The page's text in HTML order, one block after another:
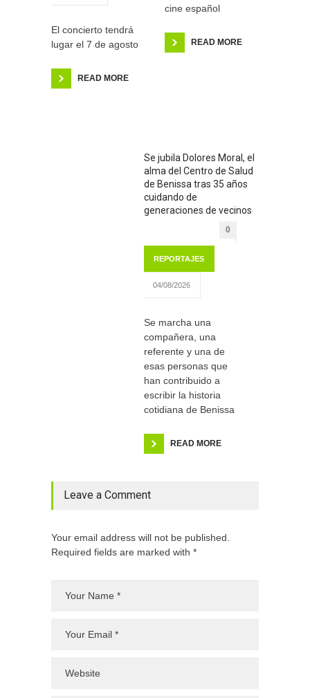
El concierto tendrá
lugar el 7 de agosto
READ MORE
cine español
READ MORE
Se jubila Dolores Moral, el
alma del Centro de Salud
de Benissa tras 35 años
cuidando de
generaciones de vecinos
0
REPORTAJES
04/08/2026
Se marcha una
compañera, una
referente y una de
esas personas que
han contribuido a
escribir la historia
cotidiana de Benissa
READ MORE
Leave a Comment
Your email address will not be published.
Required fields are marked with *